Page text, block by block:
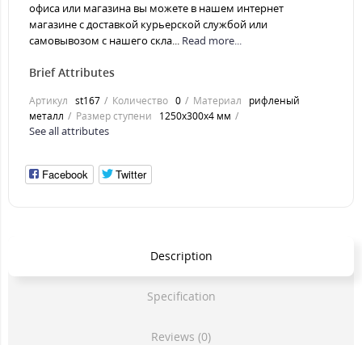
офиса или магазина вы можете в нашем интернет
магазине с доставкой курьерской службой или
самовывозом с нашего скла... Read more...
Brief Attributes
Артикул st167 Количество 0 Материал
рифленый
металл
Размер ступени 1250x300x4 мм
See all attributes
Facebook Twitter
Description
Specification
Reviews (0)